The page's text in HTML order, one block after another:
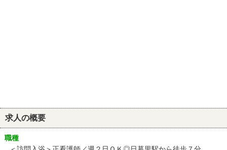
求人の概要
職種